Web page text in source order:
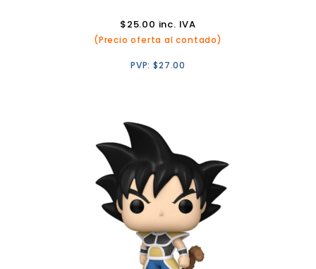
$25.00 inc. IVA
(Precio oferta al contado)
PVP:$27.00